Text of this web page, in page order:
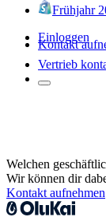
Frühjahr
Einloggen
Kontakt
Vertrieb
Welchen
Wir können dir
Kontakt aufnehmen